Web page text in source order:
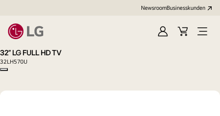
NewsroomBusinesskunden
AnmeldenWarenkorb
Menü
32" LG FULL HD TV
32LH570U
Copy model name